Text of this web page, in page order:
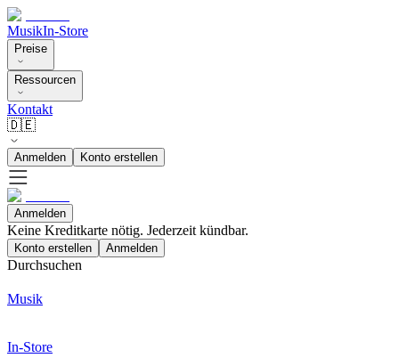
MusikIn-Store
Preise
Ressourcen
Kontakt
🇩🇪
Anmelden Konto erstellen
Anmelden
Keine Kreditkarte nötig. Jederzeit kündbar.
Konto erstellen Anmelden
Durchsuchen
Musik
In-Store